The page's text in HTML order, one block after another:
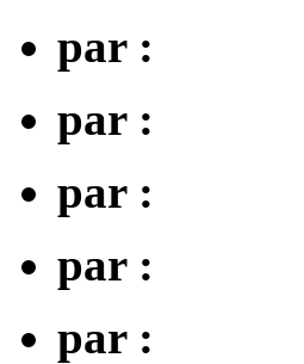
par :
par :
par :
par :
par :